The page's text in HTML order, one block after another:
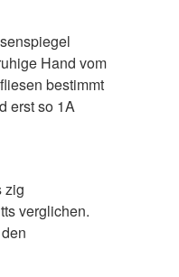
Hand vom
bestimmt
erst so 1A
zig
verglichen.